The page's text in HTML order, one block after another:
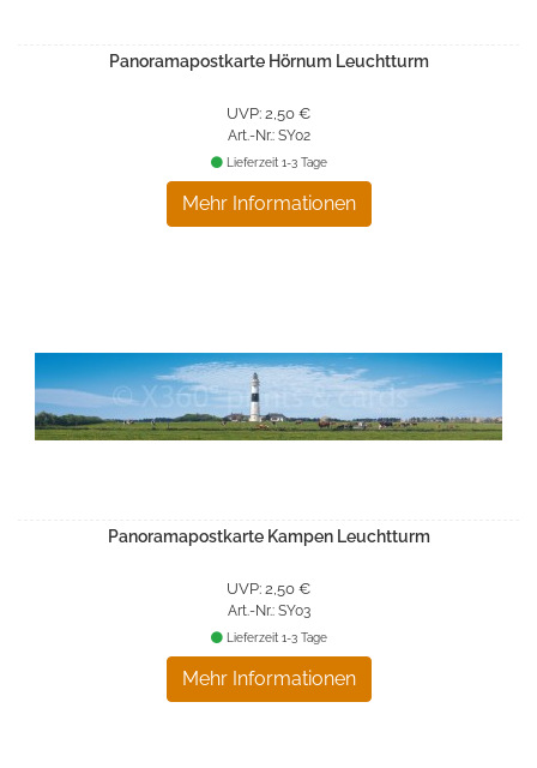
Panoramapostkarte Hörnum Leuchtturm
UVP: 2,50 €
Art.-Nr.: SY02
Mehr Informationen
Lieferzeit 1-3 Tage
Panoramapostkarte Kampen Leuchtturm
UVP: 2,50 €
Art.-Nr.: SY03
Mehr Informationen
Lieferzeit 1-3 Tage